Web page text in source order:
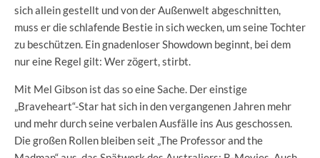
sich allein gestellt und von der Außenwelt abgeschnitten,
muss er die schlafende Bestie in sich wecken, um seine Tochter
zu beschützen. Ein gnadenloser Showdown beginnt, bei dem
nur eine Regel gilt: Wer zögert, stirbt.
Mit Mel Gibson ist das so eine Sache. Der einstige
„Braveheart“-Star hat sich in den vergangenen Jahren mehr
und mehr durch seine verbalen Ausfälle ins Aus geschossen.
Die großen Rollen bleiben seit „The Professor and the